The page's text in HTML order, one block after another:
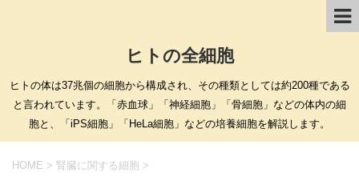
ヒトの全細胞
ヒトの体は37兆個の細胞から構成され、その種類としては約200種である
と言われています。「赤血球」「神経細胞」「骨細胞」などの体内の細
胞と、「iPS細胞」「HeLa細胞」などの培養細胞を解説します。
HOME > 腎臓に関する細胞 >